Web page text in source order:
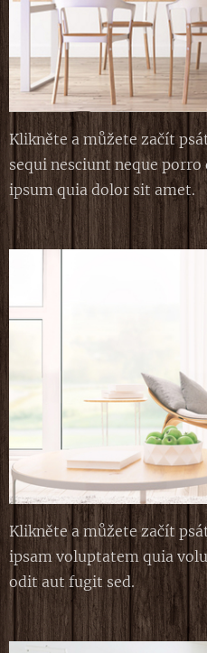
Klikněte a můžete začít
sequi nesciunt neque
ipsum quia dolor sit amet.
Klikněte a můžete začít
ipsam voluptatem quia
odit aut fugit sed.